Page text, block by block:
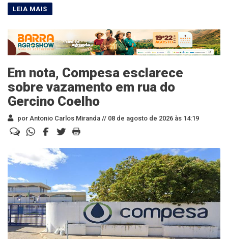
Em nota, Compesa esclarece
sobre vazamento em rua do
Gercino Coelho
por Antonio Carlos Miranda // 08 de agosto de 2026 às 14:19